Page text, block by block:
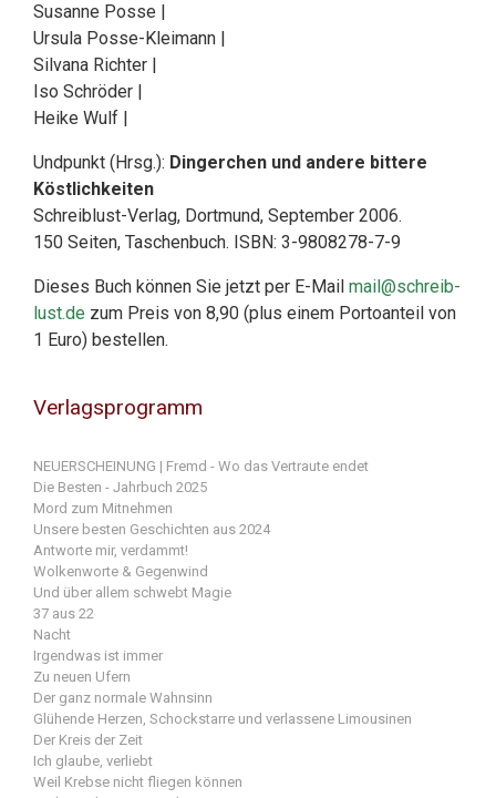
Susanne Posse |
Ursula Posse-Kleimann |
Silvana Richter |
Iso Schröder |
Heike Wulf |
Undpunkt (Hrsg.): Dingerchen und andere bittere
Köstlichkeiten
Schreiblust-Verlag, Dortmund, September 2006.
150 Seiten, Taschenbuch. ISBN: 3-9808278-7-9
Dieses Buch können Sie jetzt per E-Mail mail@schreib-
lust.de zum Preis von 8,90 (plus einem Portoanteil von
1 Euro) bestellen.
Verlagsprogramm
NEUERSCHEINUNG | Fremd - Wo das Vertraute endet
Die Besten - Jahrbuch 2025
Mord zum Mitnehmen
Unsere besten Geschichten aus 2024
Antworte mir, verdammt!
Wolkenworte & Gegenwind
Und über allem schwebt Magie
37 aus 22
Nacht
Irgendwas ist immer
Zu neuen Ufern
Der ganz normale Wahnsinn
Glühende Herzen, Schockstarre und verlassene Limousinen
Der Kreis der Zeit
Ich glaube, verliebt
Weil Krebse nicht fliegen können